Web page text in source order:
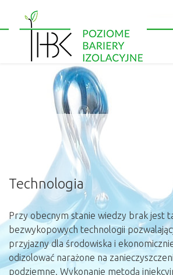
Technologia
Przy obecnym stanie wiedzy brak jest
bezwykopowych technologii
przyjazny dla środowiska i
odizolować narażone na
podziemne. Wykonanie metodą